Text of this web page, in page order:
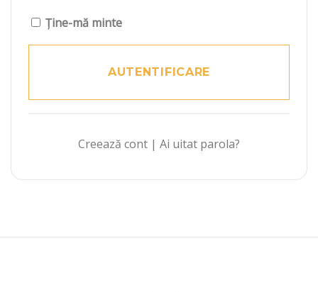
Ține-mă minte
Creează cont | Ai uitat parola?